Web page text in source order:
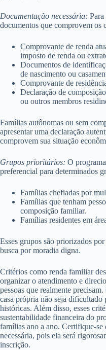
Documentação necessária:
documentos que comprovem os
Comprovante de renda
imposto de renda ou
Documentos de
de nascimento ou
Comprovante de
Declaração de
ou outros membros
Famílias autônomas ou sem
apresentar uma declaração
comprovem sua situação
Grupos prioritários: O
preferencial para determinados
Famílias chefiadas por
Famílias que tenham
composição familiar.
Famílias residentes em
Esses grupos são priorizados
busca por moradia digna.
Critérios como renda familiar
organizar o atendimento e
pessoas que realmente
casa própria não seja dificultado
históricas. Além disso, esses
sustentabilidade financeira do
famílias ano a ano. Certifique-se
necessária, pois ela será
inscrição.